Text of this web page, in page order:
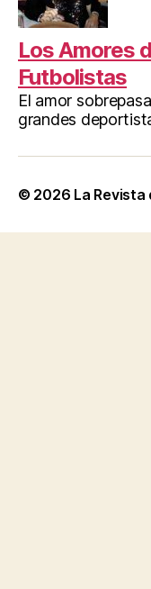
Los Amores
Futbolistas
El amor
grandes
© 2026 La Revista